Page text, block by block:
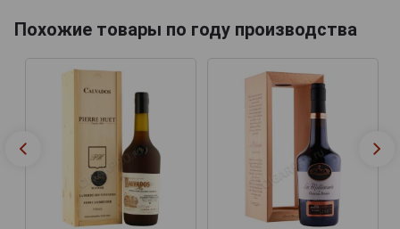
Похожие товары по году производства